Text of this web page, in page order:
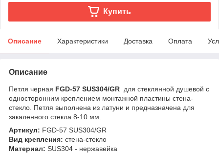
Купить
Описание Характеристики Доставка Оплата
Описание
Петля черная FGD-57 SUS304/GR для стеклянной душевой с
односторонним креплением монтажной пластины стена-
стекло. Петля выполнена из латуни и предназначена для
закаленного стекла 8-10 мм.
Артикул: FGD-57 SUS304/GR
Вид крепления: стена-стекло
Материал: SUS304 - нержавейка